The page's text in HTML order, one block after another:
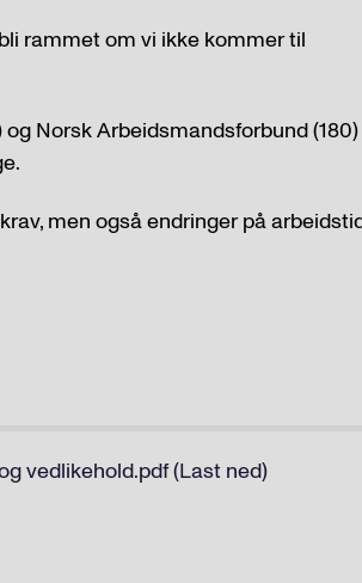
rammet om vi ikke kommer til
Norsk Arbeidsmandsforbund (180)
men også endringer på
vedlikehold.pdf (Last ned)